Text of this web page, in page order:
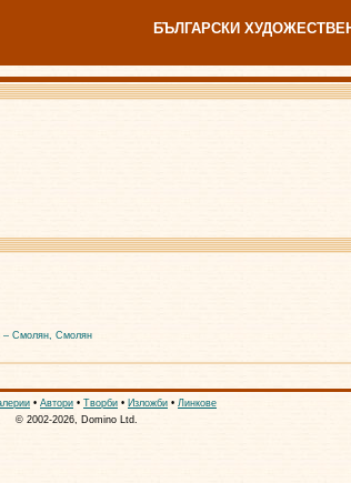
БЪЛГАРСКИ
– Смолян, Смолян
• Автори • Творби • Изложби • Линкове
© 2002-2026, Domino Ltd.